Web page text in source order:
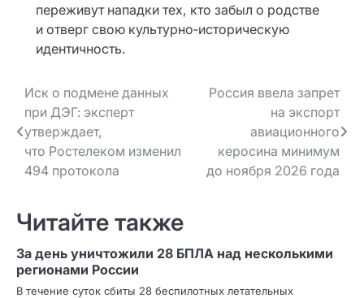
переживут нападки тех, кто забыл о родстве
и отверг свою культурно‑историческую
идентичность.
Навигация
по записям
Иск о подмене данных
при ДЭГ: эксперт
утверждает,
что Ростелеком изменил
494 протокола
Россия ввела запрет
на экспорт
авиационного
керосина минимум
до ноября 2026 года
Читайте также
За день уничтожили 28 БПЛА над несколькими
регионами России
В течение суток сбиты 28 беспилотных летательных